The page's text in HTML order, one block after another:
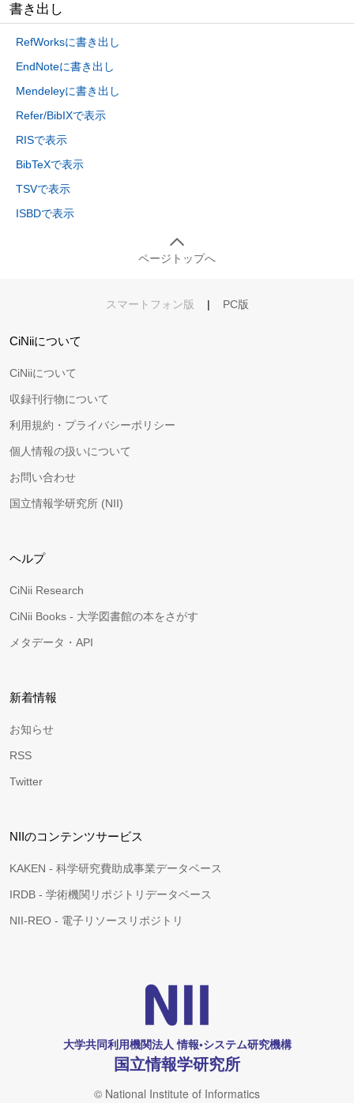
書き出し
RefWorksに書き出し
EndNoteに書き出し
Mendeleyに書き出し
Refer/BibIXで表示
RISで表示
BibTeXで表示
TSVで表示
ISBDで表示
ページトップへ
スマートフォン版 | PC版
CiNiiについて
CiNiiについて
収録刊行物について
利用規約・プライバシーポリシー
個人情報の扱いについて
お問い合わせ
国立情報学研究所 (NII)
ヘルプ
CiNii Research
CiNii Books - 大学図書館の本をさがす
メタデータ・API
新着情報
お知らせ
RSS
Twitter
NIIのコンテンツサービス
KAKEN - 科学研究費助成事業データベース
IRDB - 学術機関リポジトリデータベース
NII-REO - 電子リソースリポジトリ
大学共同利用機関法人 情報•システム研究機構
国立情報学研究所
© National Institute of Informatics